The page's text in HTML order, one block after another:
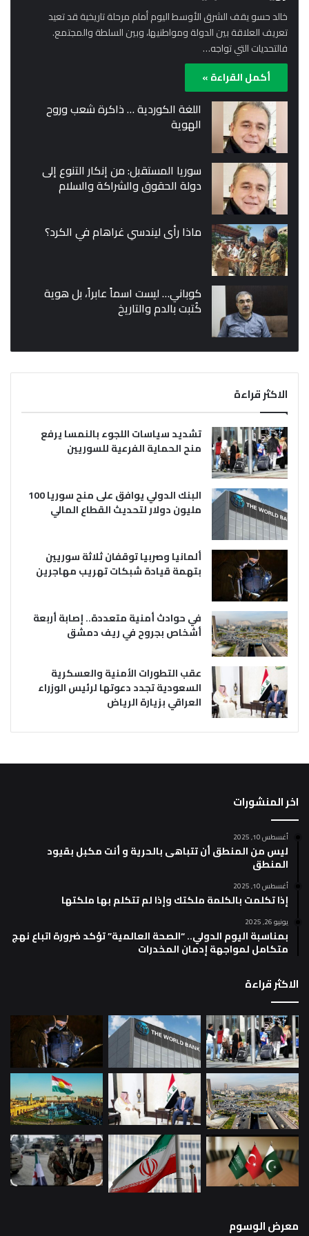
خالد حسو يقف الشرق الأوسط اليوم أمام مرحلة تاريخية قد تعيد
تعريف العلاقة بين الدولة ومواطنيها، وبين السلطة والمجتمع.
فالتحديات التي تواجه…
أكمل القراءة »
اللغة الكوردية … ذاكرة شعب وروح
الهوية
سوريا المستقبل: من إنكار التنوع إلى
دولة الحقوق والشراكة والسلام
ماذا رأى ليندسي غراهام في الكرد؟
كوباني… ليست اسماً عابراً، بل هوية
كُتبت بالدم والتاريخ
الاكثر قراءة
تشديد سياسات اللجوء بالنمسا يرفع
منح الحماية الفرعية للسوريين
البنك الدولي يوافق على منح سوريا 100
مليون دولار لتحديث القطاع المالي
ألمانيا وصربيا توقفان ثلاثة سوريين
بتهمة قيادة شبكات تهريب مهاجرين
في حوادث أمنية متعددة.. إصابة أربعة
أشخاص بجروح في ريف دمشق
عقب التطورات الأمنية والعسكرية
السعودية تجدد دعوتها لرئيس الوزراء
العراقي بزيارة الرياض
اخر المنشورات
أغسطس 10, 2025
ليس من المنطق أن تتباهى بالحرية و أنت مكبل بقيود
المنطق
أغسطس 10, 2025
إذا تكلمت بالكلمة ملكتك وإذا لم تتكلم بها ملكتها
يونيو 26, 2025
بمناسبة اليوم الدولي.. “الصحة العالمية” تؤكد ضرورة اتباع نهج
متكامل لمواجهة إدمان المخدرات
الاكثر قراءة
معرض الوسوم